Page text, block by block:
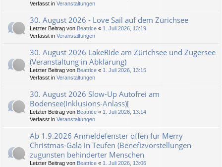
Verfasst in Veranstaltungen
30. August 2026 - Love Sail auf dem Zürichsee
Letzter Beitrag von Beatrice « 1. Juli 2026, 13:19
Verfasst in Veranstaltungen
30. August 2026 LakeRide am Zürichsee und Zugersee
(Veranstaltung in Abklärung)
Letzter Beitrag von Beatrice « 1. Juli 2026, 13:15
Verfasst in Veranstaltungen
30. August 2026 Slow-Up Autofrei am
Bodensee(Inklusions-Anlass)[
Letzter Beitrag von Beatrice « 1. Juli 2026, 13:14
Verfasst in Veranstaltungen
Ab 1.9.2026 Anmeldefenster offen für Merry
Christmas-Gala in Teufen (Benefizvorstellungen
zugunsten behinderter Menschen
Letzter Beitrag von Beatrice « 1. Juli 2026, 13:06